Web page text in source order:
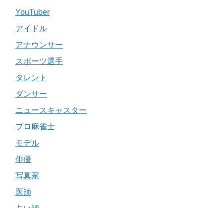
YouTuber
アイドル
アナウンサー
スポーツ選手
タレント
ダンサー
ニュースキャスター
プロ麻雀士
モデル
俳優
写真家
医師